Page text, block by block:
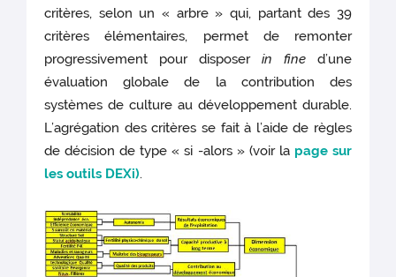
critères, selon un « arbre » qui, partant des 39
critères élémentaires, permet de remonter
progressivement pour disposer in fined’une
évaluation globale de la contribution des
systèmes de culture au développement durable.
L’agrégation des critères se fait à l’aide de règles
de décision de type « si -alors » (voir la page sur
les outils DEXi).